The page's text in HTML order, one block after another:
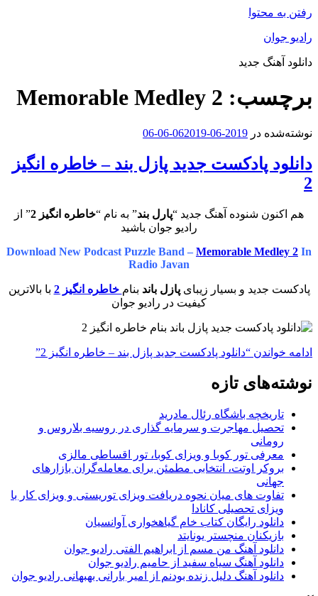
رفتن به محتوا
رادیو جوان
دانلود آهنگ جدید
برچسب: Memorable Medley 2
نوشته‌شده در 2019-06-06
2019-06-06
دانلود پادکست جدید پازل بند – خاطره انگیز
2
هم اکنون شنوده آهنگ جدید “پارل بند” به نام “خاطره انگیز 2
” از
رادیو جوان باشید
Download New Podcast Puzzle Band – Memorable Medley 2 In
Radio Javan
پادکست جدید و بسیار زیبایپازل باند بنام خاطره انگیز 2
با بالاترین
کیفیت در رادیو جوان
ادامه خواندن “دانلود پادکست جدید پازل بند – خاطره انگیز 2”
نوشته‌های تازه
تاریخچه باشگاه رئال مادرید
تحصیل مهاجرت و سرمایه گذاری در روسیه بلاروس و
رومانی
معرفی تور کوبا و ویزای کوبا، تور اقساطی مالزی
بروکر اوتت، انتخابی مطمئن برای معامله‌گران بازارهای
جهانی
تفاوت های میان نحوه دریافت ویزای توریستی و ویزای کار با
ویزای تحصیلی کانادا
دانلود رایگان کتاب خام گیاهخواری آوانسیان
بازیکنان منچستر یونایتد
دانلود آهنگ من مسم از ابراهیم الفتی رادیو جوان
دانلود آهنگ سیاه سفید از حامیم رادیو جوان
دانلود آهنگ دلیل زنده بودنم از امیر بارانی بهبهانی رادیو جوان